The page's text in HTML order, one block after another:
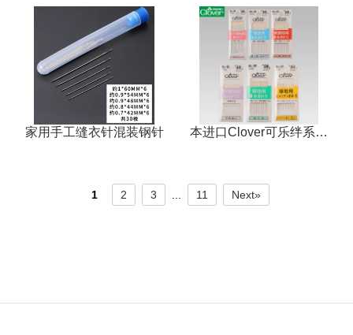
家用手工缝衣针混装钢针
本进口Clover可乐绊系列
1 2 3 11 Next»